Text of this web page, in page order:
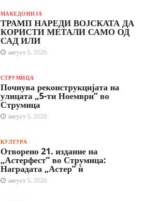
МАКЕДОНИЈА
ТРАМП НАРЕДИ ВОЈСКАТА ДА
КОРИСТИ МЕТАЛИ САМО ОД
САД ИЛИ
август 5, 2026
СТРУМИЦА
Почнува реконструкцијата на
улицата „5-ти Ноември“ во
Струмица
август 5, 2026
КУЛТУРА
Отворено 21. издание на
„Астерфест“ во Струмица:
Наградата „Астер“ ѝ
август 5, 2026